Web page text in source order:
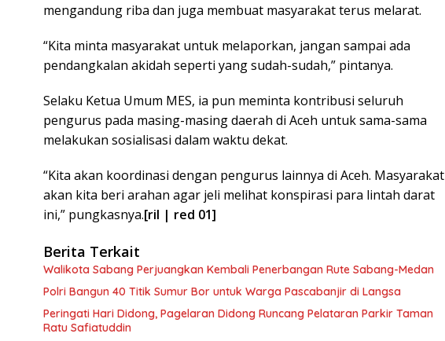
mengandung riba dan juga membuat masyarakat terus melarat.
“Kita minta masyarakat untuk melaporkan, jangan sampai ada
pendangkalan akidah seperti yang sudah-sudah,” pintanya.
Selaku Ketua Umum MES, ia pun meminta kontribusi seluruh
pengurus pada masing-masing daerah di Aceh untuk sama-sama
melakukan sosialisasi dalam waktu dekat.
“Kita akan koordinasi dengan pengurus lainnya di Aceh. Masyarakat
akan kita beri arahan agar jeli melihat konspirasi para lintah darat
ini,” pungkasnya.[ril | red 01]
Berita Terkait
Walikota Sabang Perjuangkan Kembali Penerbangan Rute Sabang-Medan
Polri Bangun 40 Titik Sumur Bor untuk Warga Pascabanjir di Langsa
Peringati Hari Didong, Pagelaran Didong Runcang Pelataran Parkir Taman
Ratu Safiatuddin